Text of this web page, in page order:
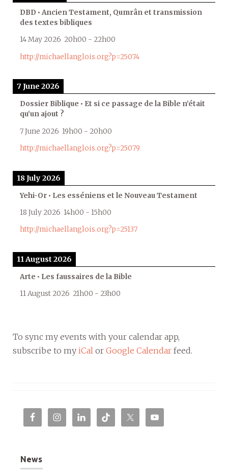
DBD • Ancien Testament, Qumrân et transmission
des textes bibliques
14 May 2026 20h00 - 22h00
http://michaellanglois.org?p=25074
7 June 2026
Dossier Biblique • Et si ce passage de la Bible n’était
qu’un ajout ?
7 June 2026 19h00 - 20h00
http://michaellanglois.org?p=25079
18 July 2026
Yehi-Or • Les esséniens et le Nouveau Testament
18 July 2026 14h00 - 15h00
http://michaellanglois.org?p=25137
11 August 2026
Arte • Les faussaires de la Bible
11 August 2026 21h00 - 23h00
To sync my events with your calendar app,
subscribe to my iCal or Google Calendar feed.
News